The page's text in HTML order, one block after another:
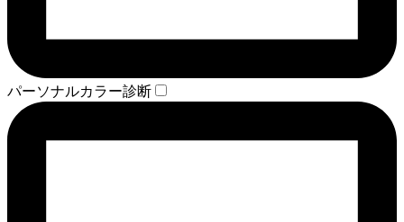
パーソナルカラー診断